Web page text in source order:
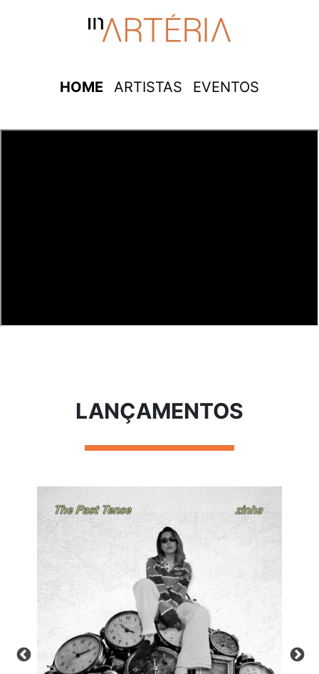
HOME ARTISTAS EVENTOS
LANÇAMENTOS